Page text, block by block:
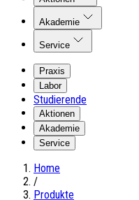
Akademie
Service
Praxis
Labor
Studierende
Aktionen
Akademie
Service
Home
/
Produkte